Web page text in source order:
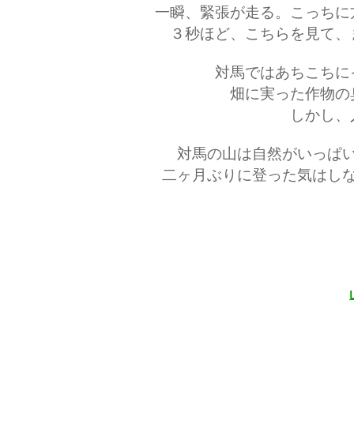
一瞬、緊張が走る。こっち
３秒ほど、こちらを見て
対馬ではあちこち
畑に実った作物
しかし
対馬の山は自然がいっぱ
二ヶ月ぶりに登った気はし